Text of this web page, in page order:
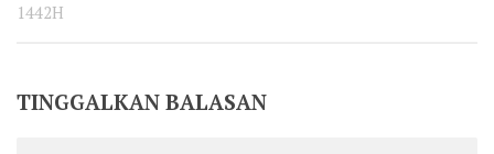
1442H
TINGGALKAN BALASAN